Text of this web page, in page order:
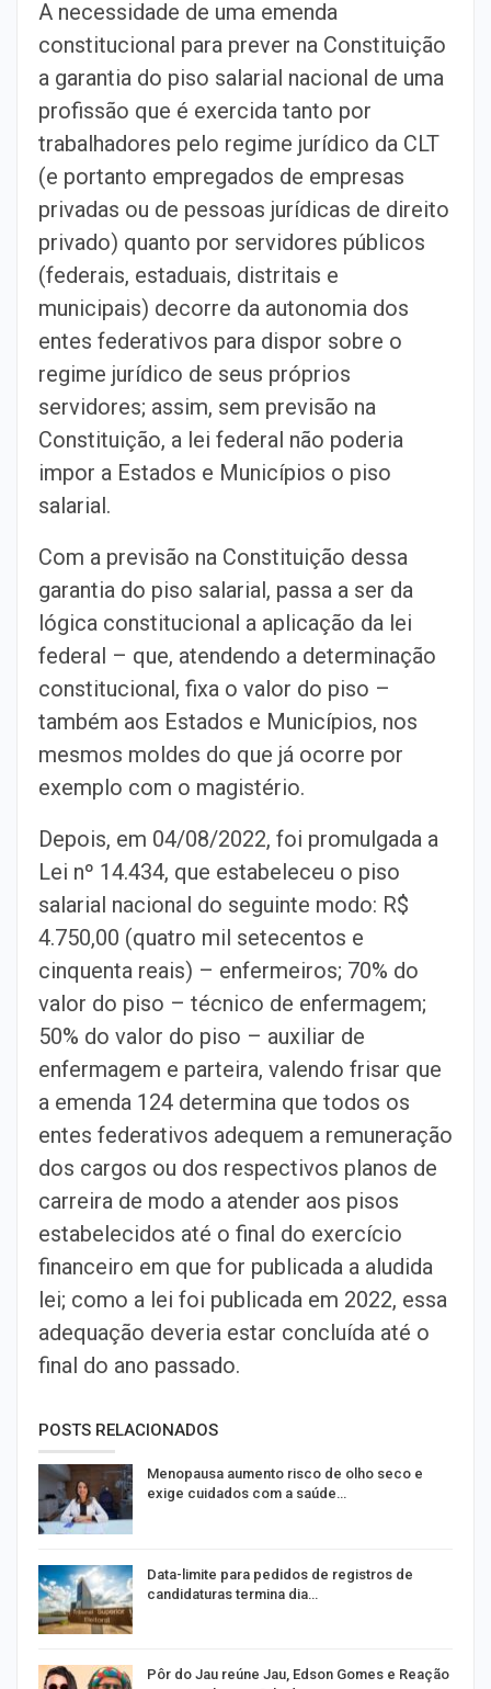
A necessidade de uma emenda
constitucional para prever na Constituição
a garantia do piso salarial nacional de uma
profissão que é exercida tanto por
trabalhadores pelo regime jurídico da CLT
(e portanto empregados de empresas
privadas ou de pessoas jurídicas de direito
privado) quanto por servidores públicos
(federais, estaduais, distritais e
municipais) decorre da autonomia dos
entes federativos para dispor sobre o
regime jurídico de seus próprios
servidores; assim, sem previsão na
Constituição, a lei federal não poderia
impor a Estados e Municípios o piso
salarial.
Com a previsão na Constituição dessa
garantia do piso salarial, passa a ser da
lógica constitucional a aplicação da lei
federal – que, atendendo a determinação
constitucional, fixa o valor do piso –
também aos Estados e Municípios, nos
mesmos moldes do que já ocorre por
exemplo com o magistério.
Depois, em 04/08/2022, foi promulgada a
Lei nº 14.434, que estabeleceu o piso
salarial nacional do seguinte modo: R$
4.750,00 (quatro mil setecentos e
cinquenta reais) – enfermeiros; 70% do
valor do piso – técnico de enfermagem;
50% do valor do piso – auxiliar de
enfermagem e parteira, valendo frisar que
a emenda 124 determina que todos os
entes federativos adequem a remuneração
dos cargos ou dos respectivos planos de
carreira de modo a atender aos pisos
estabelecidos até o final do exercício
financeiro em que for publicada a aludida
lei; como a lei foi publicada em 2022, essa
adequação deveria estar concluída até o
final do ano passado.
POSTS RELACIONADOS
Menopausa aumento risco de olho seco e
exige cuidados com a saúde…
Data-limite para pedidos de registros de
candidaturas termina dia…
Pôr do Jau reúne Jau, Edson Gomes e Reação